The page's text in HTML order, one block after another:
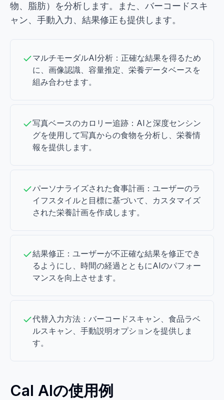
物、脂肪）を分析します。また、バーコードスキ
ャン、手動入力、結果修正も提供します。
マルチモーダルAI分析：正確な結果を得るため
に、画像認識、容量推定、栄養データベースを
組み合わせます。
写真ベースのカロリー追跡：AIと深度センシン
グを使用して写真からの食物を分析し、栄養情
報を提供します。
パーソナライズされた食事計画：ユーザーのラ
イフスタイルと目標に基づいて、カスタマイズ
された栄養計画を作成します。
結果修正：ユーザーが不正確な結果を修正でき
るようにし、時間の経過とともにAIのパフォー
マンスを向上させます。
代替入力方法：バーコードスキャン、食品ラベ
ルスキャン、手動説明オプションを提供しま
す。
Cal AIの使用例